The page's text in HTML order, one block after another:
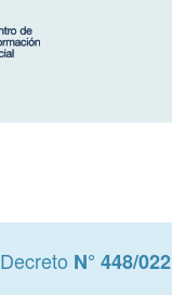
Decreto N° 448/022